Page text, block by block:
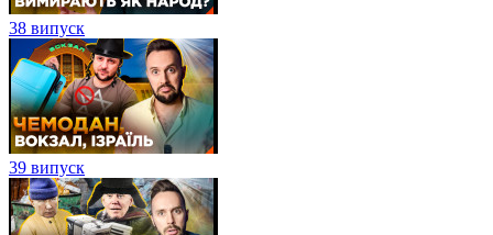
38 випуск
39 випуск